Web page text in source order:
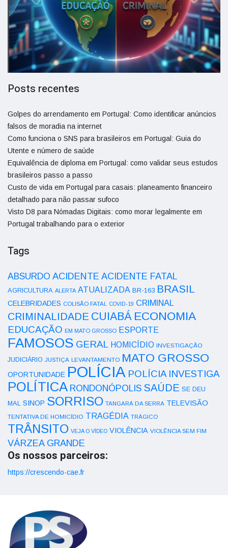
Posts recentes
Golpes do arrendamento em Portugal: Como identificar anúncios
falsos de moradia na internet
Como funciona o SNS para brasileiros em Portugal: Guia do
Utente e número de saúde
Equivalência de diploma em Portugal: como validar seus estudos
brasileiros passo a passo
Custo de vida em Portugal para casais: planeamento financeiro
detalhado para não passar sufoco
Visto D8 para Nómadas Digitais: como morar legalmente em
Portugal trabalhando para o exterior
Tags
ABSURDO ACIDENTE ACIDENTE FATAL
AGRICULTURA ALERTA ATUALIZADA BR-163 BRASIL
CELEBRIDADES COLISÃO FATAL COVID-19 CRIMINAL
CRIMINALIDADE CUIABÁ ECONOMIA
EDUCAÇÃO EM MATO GROSSO ESPORTE
FAMOSOS GERAL HOMICÍDIO INVESTIGAÇÃO
JUDICIÁRIO JUSTIÇA LEVANTAMENTO MATO GROSSO
OPORTUNIDADE POLÍCIA POLÍCIA INVESTIGA
POLÍTICA RONDONÓPOLIS SAÚDE SE DEU
MAL SINOP SORRISO TANGARÁ DA SERRA TELEVISÃO
TENTATIVA DE HOMICÍDIO TRAGÉDIA TRÁGICO
TRÂNSITO VEJA O VÍDEO VIOLÊNCIA VIOLÊNCIA SEM FIM
VÁRZEA GRANDE
Os nossos parceiros:
https://crescendo-cae.fr